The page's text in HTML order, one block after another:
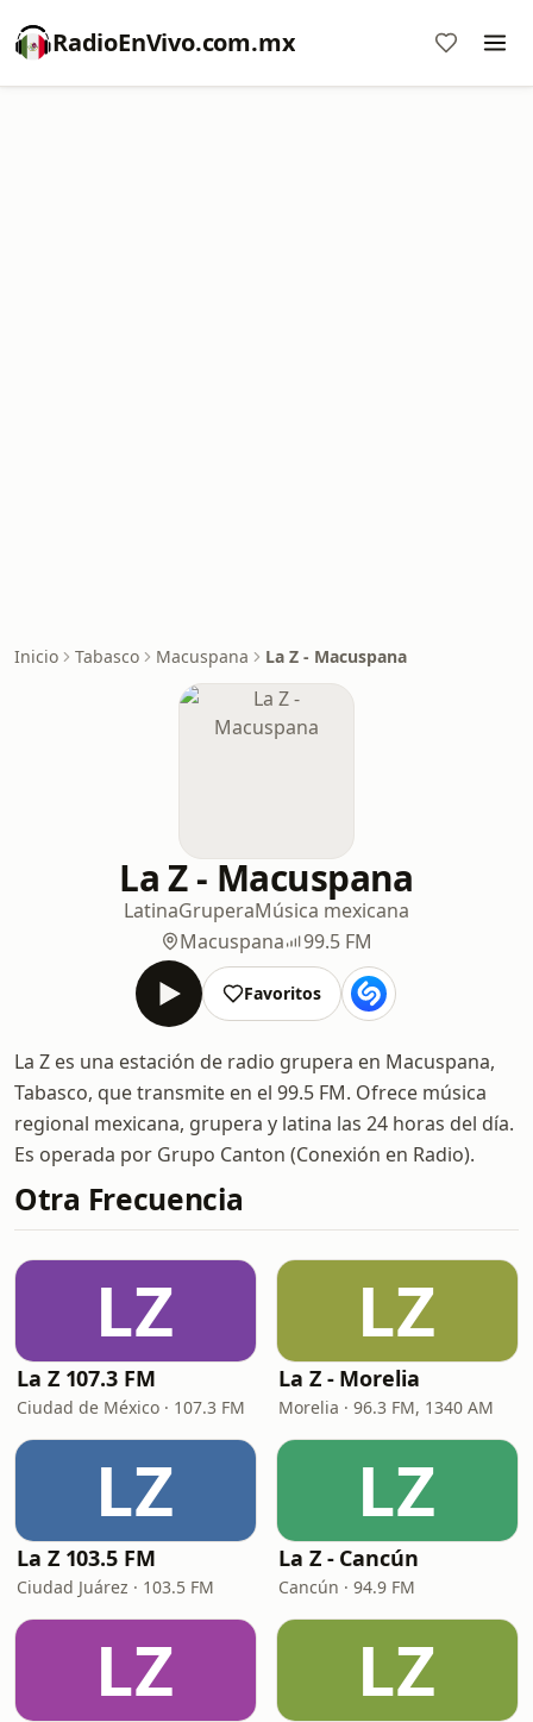
RadioEnVivo.com.mx
Inicio Tabasco Macuspana La Z - Macuspana
La Z - Macuspana
LatinaGruperaMúsica mexicana
Macuspana
99.5 FM
Favoritos
La Z es una estación de radio grupera en Macuspana,
Tabasco, que transmite en el 99.5 FM. Ofrece música
regional mexicana, grupera y latina las 24 horas del día.
Es operada por Grupo Canton (Conexión en Radio).
Otra Frecuencia
LZ
La Z 107.3 FM
Ciudad de México · 107.3 FM
LZ
La Z - Morelia
Morelia · 96.3 FM, 1340 AM
LZ
La Z 103.5 FM
Ciudad Juárez · 103.5 FM
LZ
La Z - Cancún
Cancún · 94.9 FM
LZ LZ